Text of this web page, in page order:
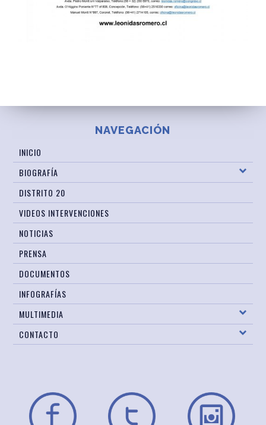
NAVEGACIÓN
INICIO
BIOGRAFÍA
DISTRITO 20
VIDEOS INTERVENCIONES
NOTICIAS
PRENSA
DOCUMENTOS
INFOGRAFÍAS
MULTIMEDIA
CONTACTO